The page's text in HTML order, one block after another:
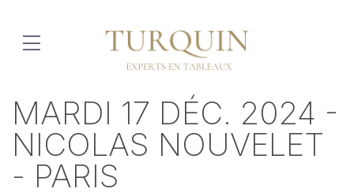
MARDI 17 DÉC. 2024 -
NICOLAS NOUVELET
- PARIS